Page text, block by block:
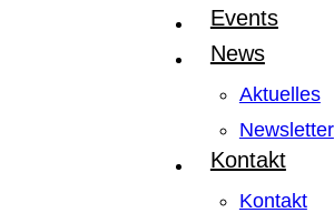
Events
News
Aktuelles
Newsletter
Kontakt
Kontakt